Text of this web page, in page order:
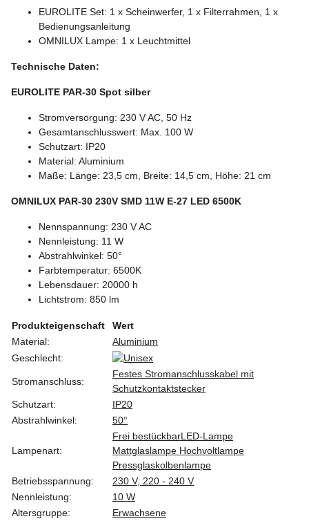
EUROLITE Set: 1 x Scheinwerfer, 1 x Filterrahmen, 1 x
Bedienungsanleitung
OMNILUX Lampe: 1 x Leuchtmittel
Technische Daten:
EUROLITE PAR-30 Spot silber
Stromversorgung: 230 V AC, 50 Hz
Gesamtanschlusswert: Max. 100 W
Schutzart: IP20
Material: Aluminium
Maße: Länge: 23,5 cm, Breite: 14,5 cm, Höhe: 21 cm
OMNILUX PAR-30 230V SMD 11W E-27 LED 6500K
Nennspannung: 230 V AC
Nennleistung: 11 W
Abstrahlwinkel: 50°
Farbtemperatur: 6500K
Lebensdauer: 20000 h
Lichtstrom: 850 lm
Produkteigenschaft
Wert
Material:
Aluminium
Geschlecht:
Stromanschluss:
Festes Stromanschlusskabel mit
Schutzkontaktstecker
Schutzart:
IP20
Abstrahlwinkel:
50°
Lampenart:
Frei bestückbarLED-Lampe
Mattglaslampe Hochvoltlampe
Pressglaskolbenlampe
Betriebsspannung:
230 V, 220 - 240 V
Nennleistung:
10 W
Altersgruppe:
Erwachsene